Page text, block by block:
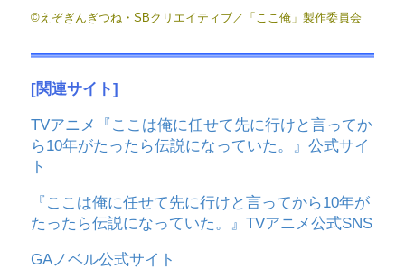
©えぞぎんぎつね・SBクリエイティブ／「ここ俺」製作委員会
[関連サイト]
TVアニメ『ここは俺に任せて先に行けと言ってか
ら10年がたったら伝説になっていた。』公式サイ
ト
『ここは俺に任せて先に行けと言ってから10年が
たったら伝説になっていた。』TVアニメ公式SNS
GAノベル公式サイト